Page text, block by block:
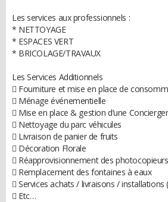
Les services aux professionnels :
* NETTOYAGE
* ESPACES VERT
* BRICOLAGE/TRAVAUX
Les Services Additionnels
 Fourniture et mise en place de
 Ménage événementielle
 Mise en place & gestion d’une
 Nettoyage du parc véhicules
 Livraison de panier de fruits
 Décoration Florale
 Réapprovisionnement des photocopieurs
 Remplacement des fontaines à eaux
 Services achats / livraisons /
 Etc…